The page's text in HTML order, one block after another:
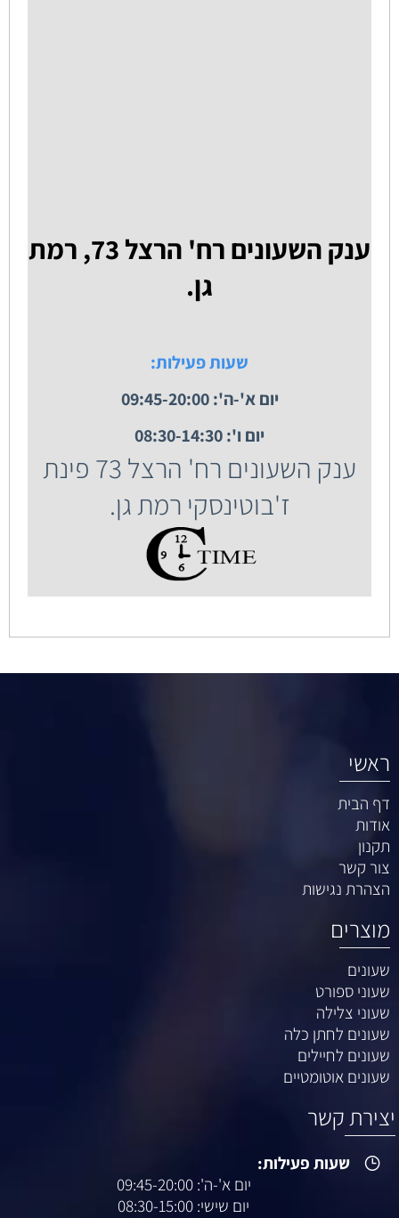
ענק השעונים רח' הרצל 73, רמת
גן.
שעות פעילות:
יום א'-ה': 09:45-20:00
יום ו': 08:30-14:30
ענק השעונים רח' הרצל 73 פינת
ז'בוטינסקי רמת גן.
ראשי
דף הבית
אודות
תקנון
צור קשר
הצהרת נגישות
מוצרים
שעונים
שעוני ספורט
שעוני צלילה
שעונים לחתן כלה
שעונים לחיילים
שעונים אוטומטיים
יצירת קשר
שעות פעילות:
יום א'-ה': 09:45-20:00
יום שישי: 08:30-15:00